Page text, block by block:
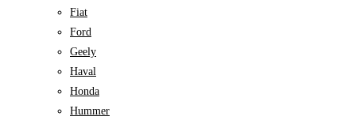
Fiat
Ford
Geely
Haval
Honda
Hummer